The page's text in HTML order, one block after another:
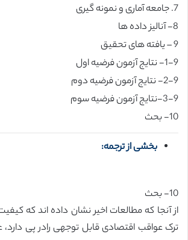
7. جامعه آماری و نمونه گیری
8- آنالیز داده ها
9 – یافته های تحقیق
1-9- نتایج آزمون فرضیه اول
2-9- نتایج آزمون فرضیه دوم
3-9-نتایج آزمون فرضیه سوم
10- بحث
بخشی از ترجمه:
10- بحث
از آنجا که مطالعات اخیر نشان داده اند که
ترک عواقب اقتصادی قابل توجهی رادر پی